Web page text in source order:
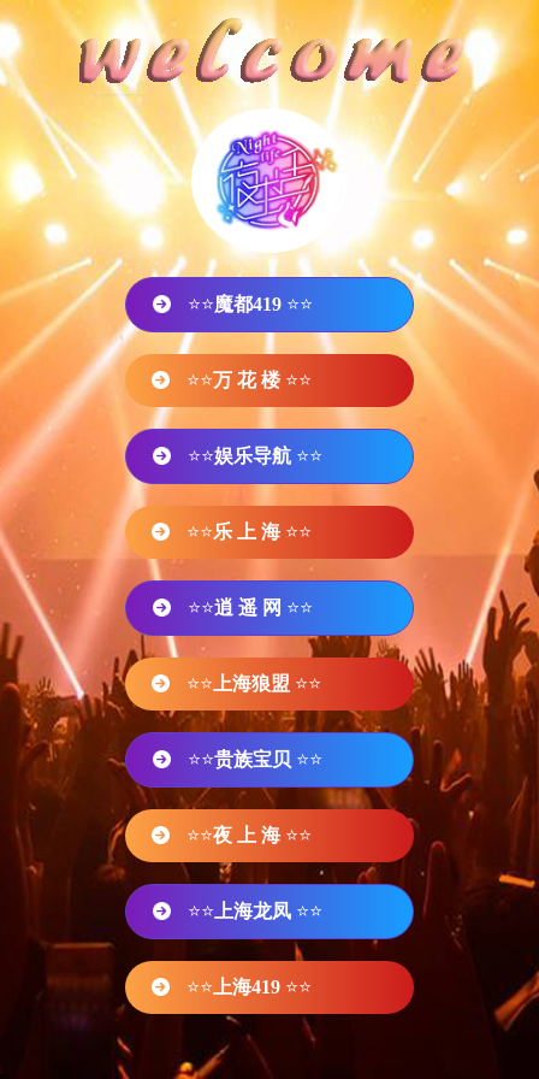
⭐⭐魔都419 ⭐⭐
⭐⭐万 花 楼 ⭐⭐
⭐⭐娱乐导航 ⭐⭐
⭐⭐乐 上 海 ⭐⭐
⭐⭐逍 遥 网 ⭐⭐
⭐⭐ 上海狼盟 ⭐⭐
⭐⭐贵族宝贝 ⭐⭐
⭐⭐夜 上 海 ⭐⭐
⭐⭐ 上海龙凤 ⭐⭐
⭐⭐ 上海419 ⭐⭐